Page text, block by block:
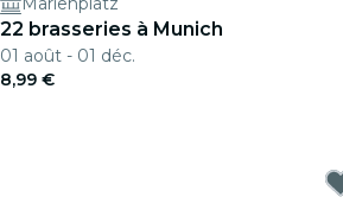
22 brasseries à Munich
01 août - 01 déc.
8,99 €